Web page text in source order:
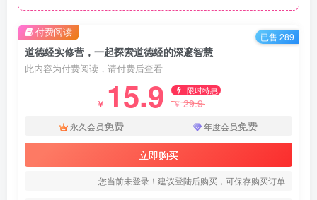
道德经实修营，一起探索道德经的深邃智慧
此内容为付费阅读，请付费后查看
￥ 15.9 限时特惠
￥29.9
永久会员免费 年度会员免费
立即购买
您当前未登录！建议登陆后购买，可保存购买订单
付费阅读 已售 289